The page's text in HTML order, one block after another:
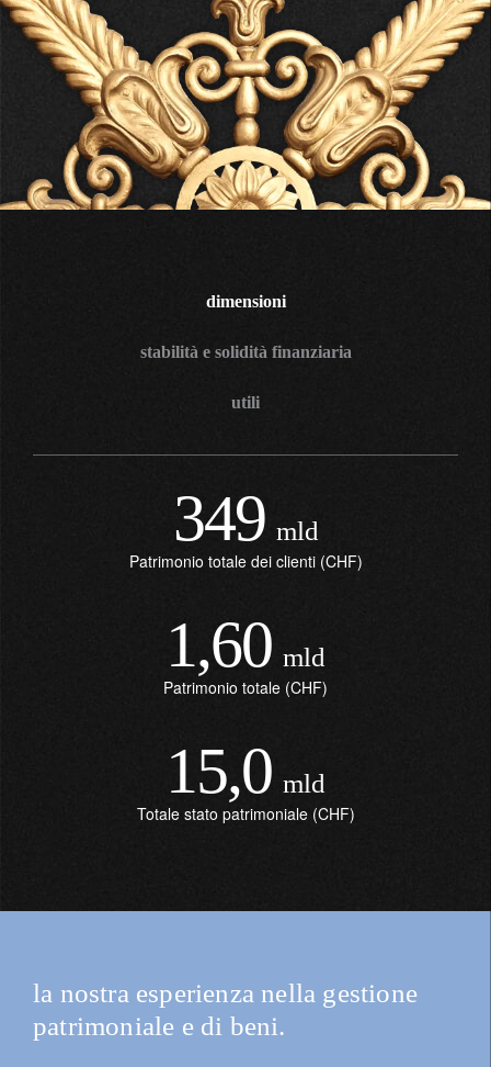
dimensioni
stabilità e solidità finanziaria
utili
349 mld
Patrimonio totale dei clienti (CHF)
1,60 mld
Patrimonio totale (CHF)
15,0 mld
Totale stato patrimoniale (CHF)
la nostra esperienza nella gestione
patrimoniale e di beni.